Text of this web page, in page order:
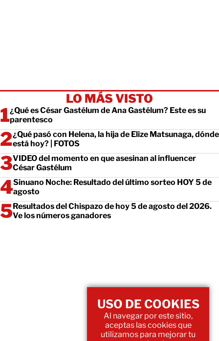
LO MÁS VISTO
¿Qué es César Gastélum de Ana Gastélum? Este es su
parentesco
¿Qué pasó con Helena, la hija de Elize Matsunaga, dónde
está hoy? | FOTOS
VIDEO del momento en que asesinan al influencer
César Gastélum
Sinuano Noche: Resultado del último sorteo HOY 5 de
agosto
Resultados del Chispazo de hoy 5 de agosto del 2026.
Ve los números ganadores
USO DE COOKIES
Al navegar por este sitio,
aceptas las cookies que
utilizamos para mejorar tu